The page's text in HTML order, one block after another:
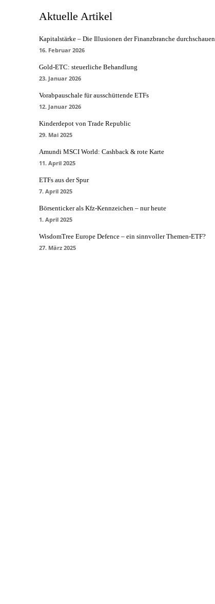
Aktuelle Artikel
Kapitalstärke – Die Illusionen der Finanzbranche durchschauen
16. Februar 2026
Gold-ETC: steuerliche Behandlung
23. Januar 2026
Vorabpauschale für ausschüttende ETFs
12. Januar 2026
Kinderdepot von Trade Republic
29. Mai 2025
Amundi MSCI World: Cashback & rote Karte
11. April 2025
ETFs aus der Spur
7. April 2025
Börsenticker als Kfz-Kennzeichen – nur heute
1. April 2025
WisdomTree Europe Defence – ein sinnvoller Themen-ETF?
27. März 2025